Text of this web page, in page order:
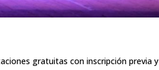
gratuitas con inscripción previa y